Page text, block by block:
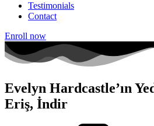
Testimonials
Contact
Enroll now
Evelyn Hardcastle’ın
Eriş, İndir